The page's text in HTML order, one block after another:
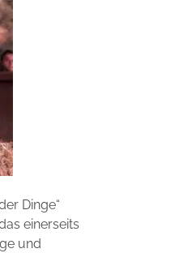
Dinge“
einerseits
und